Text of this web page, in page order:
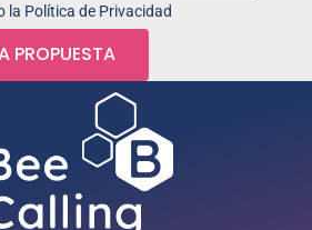
la Política de Privacidad
PROPUESTA